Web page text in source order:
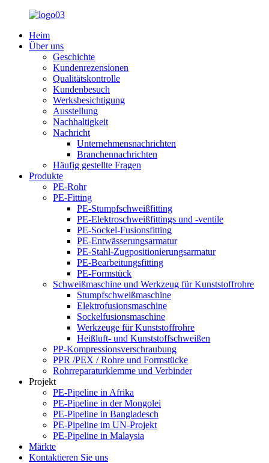
Heim
Über uns
Geschichte
Kundenrezensionen
Qualitätskontrolle
Kundenbesuch
Werksbesichtigung
Ausstellung
Nachhaltigkeit
Nachricht
Unternehmensnachrichten
Branchennachrichten
Häufig gestellte Fragen
Produkte
PE-Rohr
PE-Fitting
PE-Stumpfschweißfitting
PE-Elektroschweißfittings und -ventile
PE-Sockel-Fusionsfitting
PE-Entwässerungsarmatur
PE-Stahl-Zugpositionierungsarmatur
PE-Bearbeitungsfitting
PE-Formstück
Schweißmaschine und Werkzeug für Kunststoffrohre
Stumpfschweißmaschine
Elektrofusionsmaschine
Sockelfusionsmaschine
Werkzeuge für Kunststoffrohre
Heißluft- und Kunststoffschweißen
PP-Kompressionsverschraubung
PPR /PEX / Rohre und Formstücke
Rohrreparaturklemme und Verbinder
Projekt
PE-Pipeline in Afrika
PE-Pipeline in der Mongolei
PE-Pipeline in Bangladesch
PE-Pipeline im UN-Projekt
PE-Pipeline in Malaysia
Märkte
Kontaktieren Sie uns